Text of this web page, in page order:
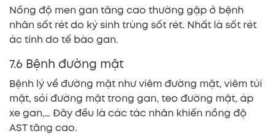
Nồng độ men gan tăng cao thường gặp ở bệnh
nhân sốt rét do ký sinh trùng sốt rét. Nhất là sốt rét
ác tính do tế bào gan.
7.6 Bệnh đường mật
Bệnh lý về đường mật như viêm đường mật, viêm túi
mật, sỏi đường mật trong gan, teo đường mật, áp
xe gan,… Đây đều là các tác nhân khiến nồng độ
AST tăng cao.